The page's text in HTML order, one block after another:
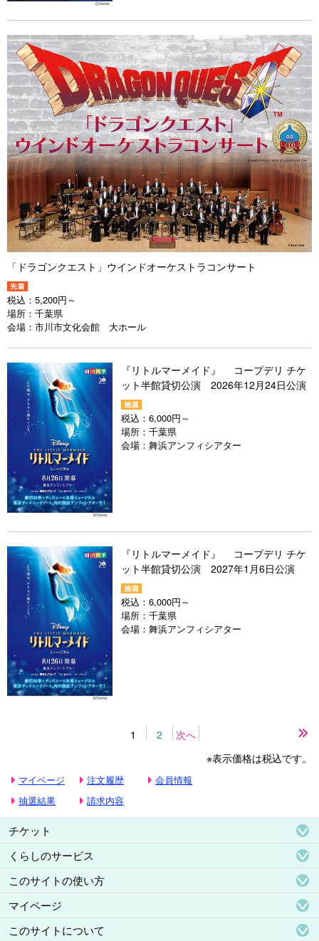
「ドラゴンクエスト」ウインドオーケストラコンサート
税込： 5,200円～
場所： 千葉県
会場： 市川市文化会館 大ホール
『リトルマーメイド』 コープデリ チケ
ット半館貸切公演 2026年12月24日公演
税込： 6,000円～
場所： 千葉県
会場： 舞浜アンフィシアター
『リトルマーメイド』 コープデリ チケ
ット半館貸切公演 2027年1月6日公演
税込： 6,000円～
場所： 千葉県
会場： 舞浜アンフィシアター
1 2 次へ
の
※表示価格は税込です。
マイページ 注文履歴
会員情報
抽選結果
請求内容
チケット
くらしのサービス
このサイトの使い方
マイページ
このサイトについて